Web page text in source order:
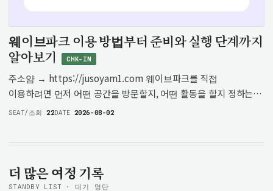
웨이브파크 이용 방법부터 준비와 실행 단계까지
알아보기
CHK-IN
주소얌 → https://jusoyam1.com 웨이브파크를 직접
이용하려면 먼저 어떤 공간을 방문할지, 어떤 활동을 할지 정하는
과정이 필요합니다. 주소얌에서 위치 정보를 확인한 뒤 방문
SEAT/조회22DATE 2026-08-02
더 많은 여정 기록
STANDBY LIST · 대기 명단